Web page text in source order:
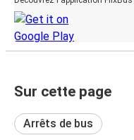
Sur cette page
Arrêts de bus